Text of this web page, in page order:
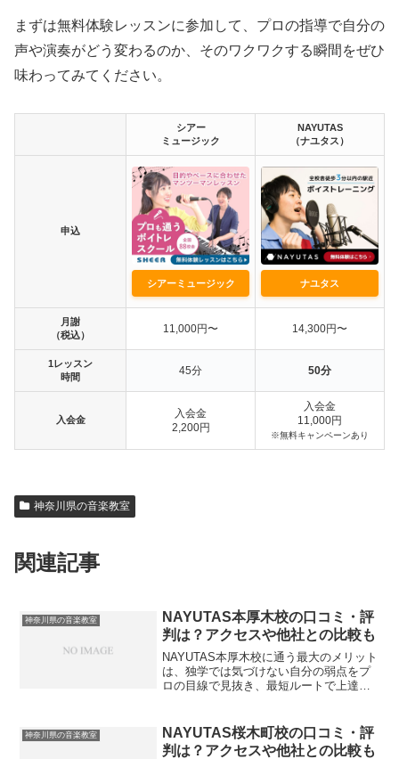
まずは無料体験レッスンに参加して、プロの指導で自分の
声や演奏がどう変わるのか、そのワクワクする瞬間をぜひ
味わってみてください。
シアー
ミュージック
NAYUTAS
（ナユタス）
申込
シアーミュージック ナユタス
月謝
（税込）
11,000円〜 14,300円〜
1レッスン
時間
45分 50分
入会金
入会金
2,200円
入会金
11,000円
※無料キャンペーンあり
神奈川県の音楽教室
関連記事
神奈川県の音楽教室
NAYUTAS本厚木校の口コミ・評
判は？アクセスや他社との比較も
NAYUTAS本厚木校に通う最大のメリット
は、独学では気づけない自分の弱点をプ
ロの目線で見抜き、最短ルートで上達で
も客観的な評価が難しく、どうしても成
長の壁にぶつかって...
神奈川県の音楽教室
NAYUTAS桜木町校の口コミ・評
判は？アクセスや他社との比較も